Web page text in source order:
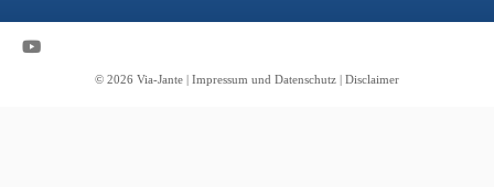
© 2026 Via-Jante | Impressum und Datenschutz | Disclaimer